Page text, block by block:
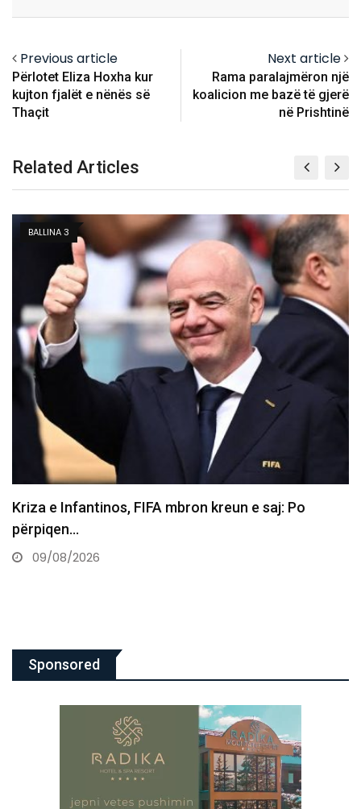
Previous article
Përlotet Eliza Hoxha kur
kujton fjalët e nënës së
Thaçit
Next article
Rama paralajmëron një
koalicion me bazë të gjerë
në Prishtinë
Related Articles
BALLINA 3
“Pse ende askush s’e ka blerë?”, Arsenalit i
propozohet ylli…
09/08/2026
Sponsored